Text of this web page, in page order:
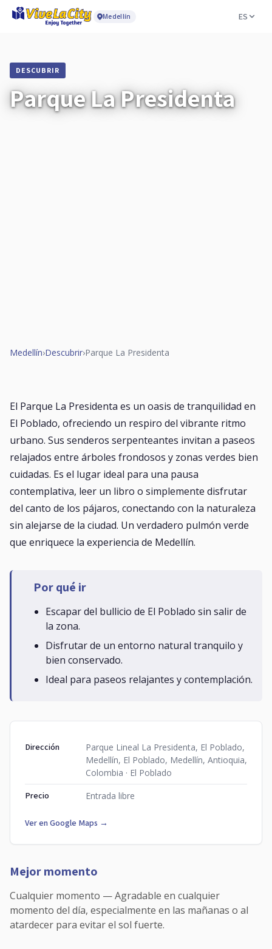
Medellín ES
DESCUBRIR
Parque La Presidenta
Medellín›Descubrir›Parque La Presidenta
El Parque La Presidenta es un oasis de tranquilidad en
El Poblado, ofreciendo un respiro del vibrante ritmo
urbano. Sus senderos serpenteantes invitan a paseos
relajados entre árboles frondosos y zonas verdes bien
cuidadas. Es el lugar ideal para una pausa
contemplativa, leer un libro o simplemente disfrutar
del canto de los pájaros, conectando con la naturaleza
sin alejarse de la ciudad. Un verdadero pulmón verde
que enriquece la experiencia de Medellín.
Por qué ir
Escapar del bullicio de El Poblado sin salir de
la zona.
Disfrutar de un entorno natural tranquilo y
bien conservado.
Ideal para paseos relajantes y contemplación.
Dirección
Parque Lineal La Presidenta, El Poblado,
Medellín, El Poblado, Medellín, Antioquia,
Colombia · El Poblado
Precio Entrada libre
Ver en Google Maps →
Mejor momento
Cualquier momento — Agradable en cualquier
momento del día, especialmente en las mañanas o al
atardecer para evitar el sol fuerte.